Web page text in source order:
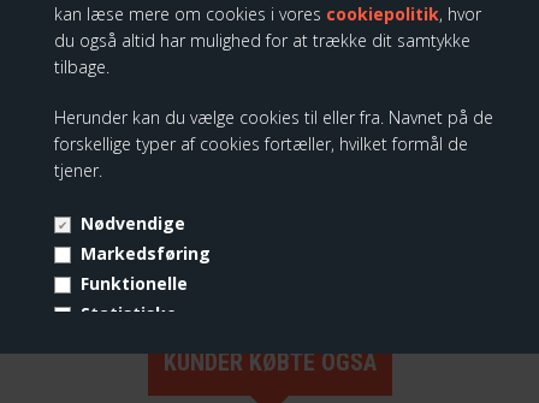
kan læse mere om cookies i vores cookiepolitik, hvor
du også altid har mulighed for at trække dit samtykke
tilbage.
Herunder kan du vælge cookies til eller fra. Navnet på de
forskellige typer af cookies fortæller, hvilket formål de
tjener.
Nødvendige
Markedsføring
Funktionelle
Statistiske
Vis cookie detaljer
CowParade: Sao Paulo 2017
399,00 DKK
KUNDER KØBTE OGSÅ